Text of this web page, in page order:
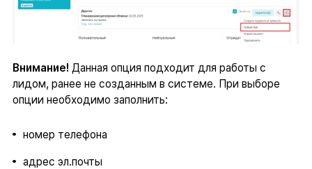
Внимание! Данная опция подходит для работы с
лидом, ранее не созданным в системе. При выборе
опции необходимо заполнить:
номер телефона
адрес эл.почты